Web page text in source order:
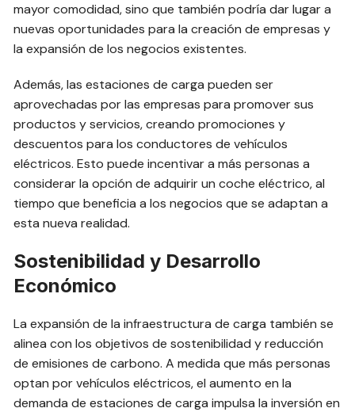
mayor comodidad, sino que también podría dar lugar a
nuevas oportunidades para la creación de empresas y
la expansión de los negocios existentes.
Además, las estaciones de carga pueden ser
aprovechadas por las empresas para promover sus
productos y servicios, creando promociones y
descuentos para los conductores de vehículos
eléctricos. Esto puede incentivar a más personas a
considerar la opción de adquirir un coche eléctrico, al
tiempo que beneficia a los negocios que se adaptan a
esta nueva realidad.
Sostenibilidad y Desarrollo
Económico
La expansión de la infraestructura de carga también se
alinea con los objetivos de sostenibilidad y reducción
de emisiones de carbono. A medida que más personas
optan por vehículos eléctricos, el aumento en la
demanda de estaciones de carga impulsa la inversión en